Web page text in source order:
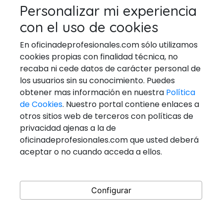
TÉCNICOS EN REPARACIÓN DE
ELECTRODOMESTICOS
VETERINARIOS
Ponerse En Contacto
Email: general@oficinadeprofesionales.com
Redes Sociales
Personalizar mi experiencia
con el uso de cookies
En oficinadeprofesionales.com sólo utilizamos
cookies propias con finalidad técnica, no
recaba ni cede datos de carácter personal de
los usuarios sin su conocimiento. Puedes
obtener mas información en nuestra Política
de Cookies. Nuestro portal contiene enlaces a
otros sitios web de terceros con políticas de
privacidad ajenas a la de
oficinadeprofesionales.com que usted deberá
aceptar o no cuando acceda a ellos.
Configurar